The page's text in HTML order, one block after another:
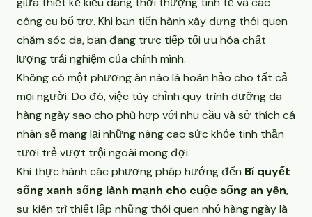
công cụ bổ trợ. Khi bạn tiến hành xây dựng thói quen
chăm sóc da, bạn đang trực tiếp tối ưu hóa chất
lượng trải nghiệm của chính mình.
Không có một phương án nào là hoàn hảo cho tất cả
mọi người. Do đó, việc tùy chỉnh quy trình dưỡng da
hàng ngày sao cho phù hợp với nhu cầu và sở thích cá
nhân sẽ mang lại những nâng cao sức khỏe tinh thần
tươi trẻ vượt trội ngoài mong đợi.
Khi thực hành các phương pháp hướng đến Bí quyết
sống xanh sống lành mạnh cho cuộc sống an yên,
sự kiên trì thiết lập những thói quen nhỏ hàng ngày là